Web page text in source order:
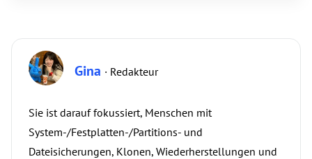
Gina · Redakteur
Sie ist darauf fokussiert, Menschen mit
System-/Festplatten-/Partitions- und
Dateisicherungen, Klonen, Wiederherstellungen und